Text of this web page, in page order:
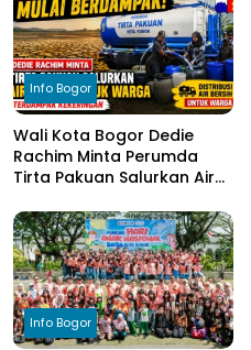
Info Bogor
Wali Kota Bogor Dedie
Rachim Minta Perumda
Tirta Pakuan Salurkan Air
Terdampak Kekeringan
Info Bogor